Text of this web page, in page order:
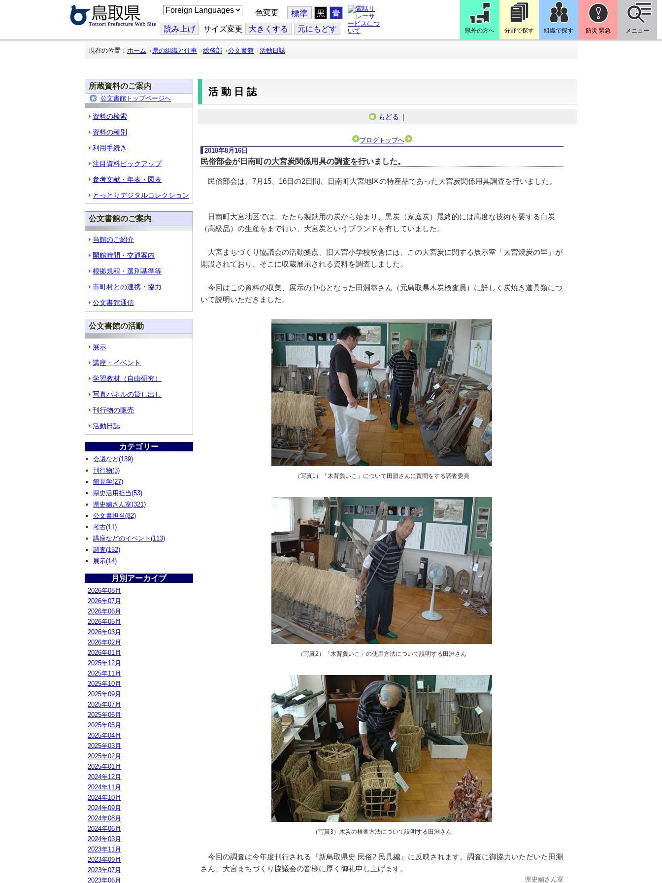
こ
の
ジ
を
翻
色変更 標準 黒 青
読み上げ サイズ変更 大きくする 元にもどす 県外の方へ 分野で探す 組織で探す 防災 緊急 メニュー
現在の位置： ホーム 県の組織と仕事 総務部 公文書館 活動日誌
所蔵資料のご案内
公文書館トップページへ
資料の検索
資料の種別
利用手続き
注目資料ピックアップ
参考文献・年表・図表
とっとりデジタルコレクション
公文書館のご案内
当館のご紹介
開館時間・交通案内
根拠規程・選別基準等
市町村との連携・協力
公文書館通信
公文書館の活動
展示
講座・イベント
学習教材（自由研究）
写真パネルの貸し出し
刊行物の販売
活動日誌
カテゴリー
会議など(139)
刊行物(3)
館見学(27)
県史活用担当(53)
県史編さん室(321)
公文書担当(82)
考古(11)
講座などのイベント(113)
調査(152)
展示(14)
月別アーカイブ
2026年08月
2026年07月
2026年06月
2026年05月
2026年03月
2026年02月
2026年01月
2025年12月
2025年11月
2025年10月
2025年09月
2025年07月
2025年06月
2025年05月
2025年04月
2025年03月
2025年02月
2025年01月
2024年12月
2024年11月
2024年10月
2024年09月
2024年08月
2024年06月
2024年03月
2023年11月
2023年09月
2023年07月
2023年06月
活動日誌
もどる ｜
ブログトップへ
2018年8月16日
民俗部会が日南町の大宮炭関係用具の調査を行いました。
民俗部会は、7月15、16日の2日間、日南町大宮地区の特産品であった大宮炭関係用具調査を行いました。
日南町大宮地区では、たたら製鉄用の炭から始まり、黒炭（家庭炭）最終的には高度な技術を要する白炭
（高級品）の生産をまで行い、大宮炭というブランドを有していました。
大宮まちづくり協議会の活動拠点、旧大宮小学校校舎には、この大宮炭に関する展示室「大宮焼炭の里」が
開設されており、そこに収蔵展示される資料を調査しました。
今回はこの資料の収集、展示の中心となった田淵恭さん（元鳥取県木炭検査員）に詳しく炭焼き道具類につ
いて説明いただきました。
（写真1）「木背負いこ」について田淵さんに質問をする調査委員
（写真2）「木背負いこ」の使用方法について説明する田淵さん
（写真3）木炭の検査方法について説明する田淵さん
今回の調査は今年度刊行される『新鳥取県史 民俗2 民具編』に反映されます。調査に御協力いただいた田淵
さん、大宮まちづくり協議会の皆様に厚く御礼申し上げます。
県史編さん室